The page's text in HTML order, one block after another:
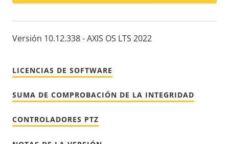
Versión 10.12.338 - AXIS OS LTS 2022
LICENCIAS DE SOFTWARE
SUMA DE COMPROBACIÓN DE LA INTEGRIDAD
CONTROLADORES PTZ